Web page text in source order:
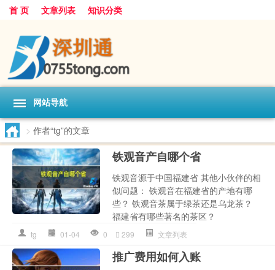
首 页 文章列表 知识分类
网站导航
> 作者“tg”的文章
铁观音产自哪个省
铁观音源于中国福建省 其他小伙伴的相
似问题： 铁观音在福建省的产地有哪
些？ 铁观音茶属于绿茶还是乌龙茶？
福建省有哪些著名的茶区？
tg 01-04 0 299 文章列表
推广费用如何入账